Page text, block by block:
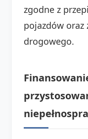
zgodne z
pojazdów oraz
drogowego.